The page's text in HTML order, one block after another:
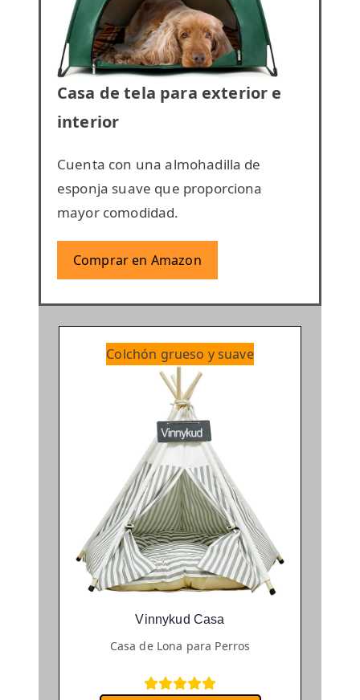
Casa de tela para exterior e
interior
Cuenta con una almohadilla de
esponja suave que proporciona
mayor comodidad.
Comprar en Amazon
Colchón grueso y suave
Vinnykud Casa
Casa de Lona para Perros